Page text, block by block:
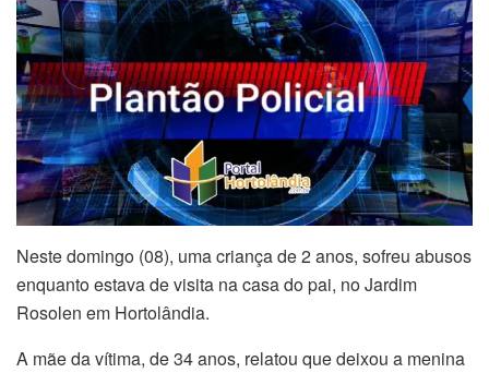
Neste domingo (08), uma criança de 2 anos, sofreu abusos
enquanto estava de visita na casa do pai, no Jardim
Rosolen em Hortolândia.
A mãe da vítima, de 34 anos, relatou que deixou a menina